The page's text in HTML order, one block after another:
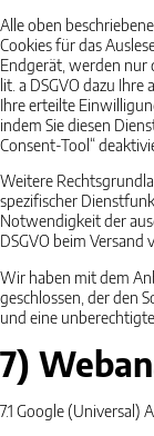
Alle oben
Cookies für das
Endgerät, werden nur
lit. a DSGVO dazu
Ihre erteilte
indem Sie diesen
Consent-Tool“
Weitere
spezifischer
Notwendigkeit der
DSGVO beim
Wir haben mit dem
geschlossen, der den
und eine
7)
7.1 Google (Universal)